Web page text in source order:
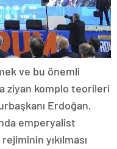
ve bu önemli
ziyan komplo teorileri
Erdoğan,
emperyalist
yıkılması